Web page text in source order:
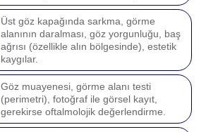
Üst göz kapağında sarkma, görme
alanının daralması, göz yorgunluğu, baş
ağrısı (özellikle alın bölgesinde), estetik
kaygılar.
Göz muayenesi, görme alanı testi
(perimetri), fotoğraf ile görsel kayıt,
gerekirse oftalmolojik değerlendirme.